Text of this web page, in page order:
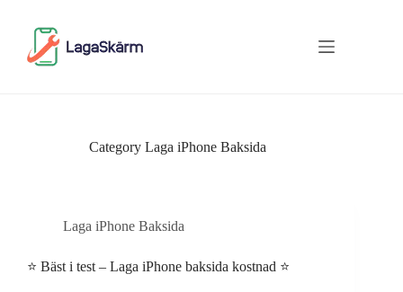
CategoryLaga iPhone Baksida
Laga iPhone Baksida
⭐ Bäst i test – Laga iPhone baksida kostnad ⭐